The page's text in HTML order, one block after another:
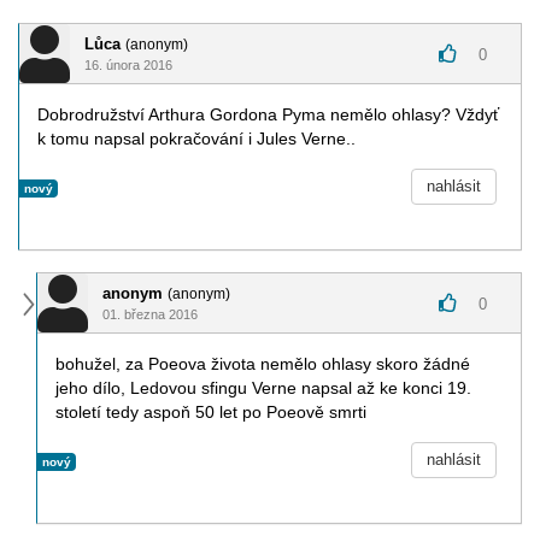
Lůca (anonym)
16. února 2016
0
Dobrodružství Arthura Gordona Pyma nemělo ohlasy? Vždyť
k tomu napsal pokračování i Jules Verne..
nový nahlásit
anonym (anonym)
01. března 2016
0
bohužel, za Poeova života nemělo ohlasy skoro žádné
jeho dílo, Ledovou sfingu Verne napsal až ke konci 19.
století tedy aspoň 50 let po Poeově smrti
nový nahlásit